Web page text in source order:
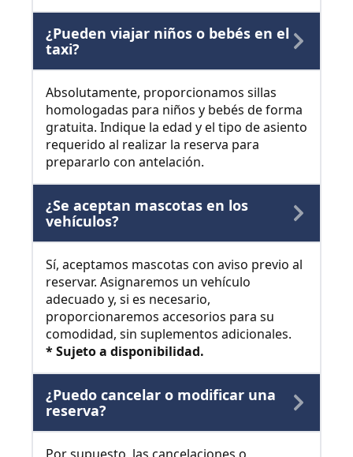
¿Pueden viajar niños o bebés en el
taxi?
Absolutamente, proporcionamos sillas
homologadas para niños y bebés de forma
gratuita. Indique la edad y el tipo de asiento
requerido al realizar la reserva para
prepararlo con antelación.
¿Se aceptan mascotas en los
vehículos?
Sí, aceptamos mascotas con aviso previo al
reservar. Asignaremos un vehículo
adecuado y, si es necesario,
proporcionaremos accesorios para su
comodidad, sin suplementos adicionales.
* Sujeto a disponibilidad.
¿Puedo cancelar o modificar una
reserva?